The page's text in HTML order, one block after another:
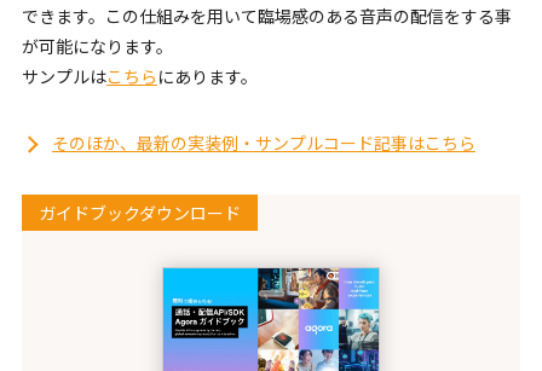
できます。この仕組みを用いて臨場感のある音声の配信をする事
が可能になります。
サンプルはこちら にあります。
そのほか、最新の実装例・サンプルコード記事はこちら
ガイドブックダウンロード